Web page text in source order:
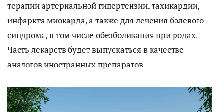
терапии артериальной гипертензии, тахикардии,
инфаркта миокарда, а также для лечения болевого
синдрома, в том числе обезболивания при родах.
Часть лекарств будет выпускаться в качестве
аналогов иностранных препаратов.